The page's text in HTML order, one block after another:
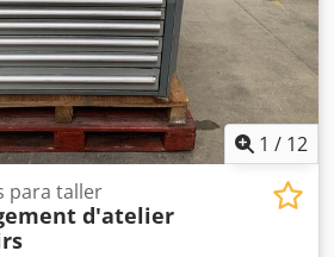
plataforma de 10 metros de longitud,
85 cm, rampas dobles
doble pistón para una apertura
en anchura, rampas
par de ganchos laterales tipo
puntales, suelo de chapa y
245.70 R 17.5, laterales de
del fabricante,
SRL - PARMA. Dcsdjznm
1 / 12
para taller
d'atelier